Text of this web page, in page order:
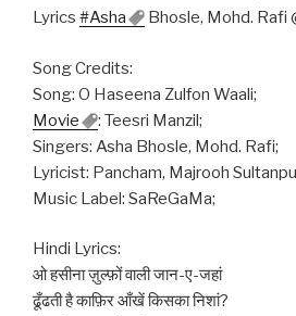
Lyrics #Asha Bhosle, Mohd. Rafi
Song Credits:
Song: O Haseena Zulfon Waali;
Movie
: Teesri Manzil;
Singers: Asha Bhosle, Mohd. Rafi;
Lyricist: Pancham, Majrooh
Music Label: SaReGaMa;
Hindi Lyrics:
ओ हसीना ज़ुल्फ़ों वाली जान-ए-जहां
ढूँढती है काफ़िर आँखें किसका निशां?